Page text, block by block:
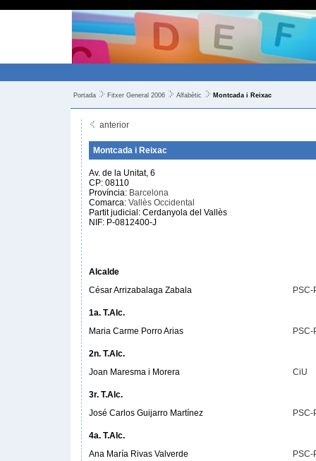
Portada Fitxer General 2006 Alfabètic Montcada i Reixac
anterior
Montcada i Reixac
Av. de la Unitat, 6
CP: 08110
Província: Barcelona
Comarca: Vallès Occidental
Partit judicial: Cerdanyola del Vallès
NIF: P-0812400-J
Alcalde
César Arrizabalaga Zabala
PSC-
1a. T.Alc.
Maria Carme Porro Arias
PSC-
2n. T.Alc.
Joan Maresma i Morera
CiU
3r. T.Alc.
José Carlos Guijarro Martínez
PSC-
4a. T.Alc.
Ana María Rivas Valverde
PSC-